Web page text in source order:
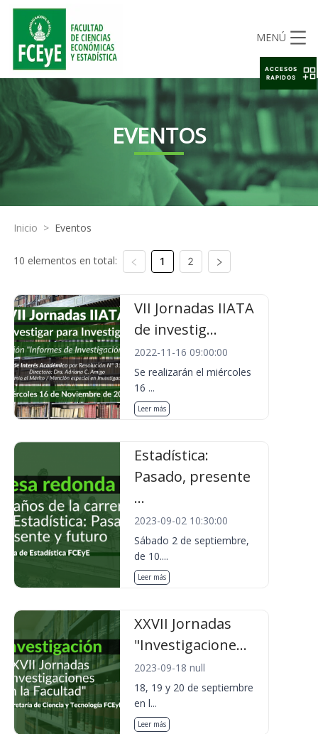
MENÚ
EVENTOS
Inicio > Eventos
10 elementos en total: 1 2
VII Jornadas IIATA
de investig...
2022-11-16 09:00:00
Se realizarán el miércoles
16 ...
Leer más
Estadística:
Pasado, presente
...
2023-09-02 10:30:00
Sábado 2 de septiembre,
de 10....
Leer más
XXVII Jornadas
"Investigacione...
2023-09-18 null
18, 19 y 20 de septiembre
en l...
Leer más
ACCESOS
RAPIDOS